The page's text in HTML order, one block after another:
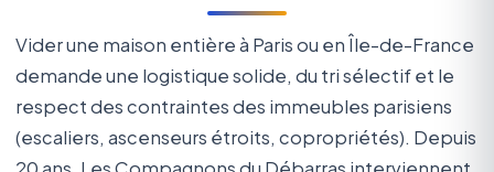
Vider une maison entière à Paris ou en Île-de-France
demande une logistique solide, du tri sélectif et le
respect des contraintes des immeubles parisiens
(escaliers, ascenseurs étroits, copropriétés). Depuis